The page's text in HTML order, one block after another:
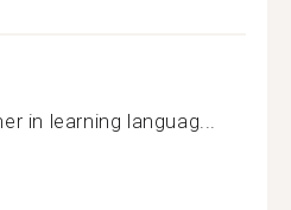
in learning languag...